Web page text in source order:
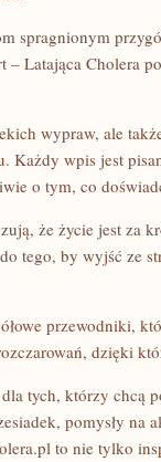
spragnionym
Latająca Cholera
wypraw, ale
Każdy wpis jest
o tym, co
że życie jest za
tego, by wyjść ze
przewodniki,
dzięki
tych, którzy chcą
pomysły na
to nie tylko